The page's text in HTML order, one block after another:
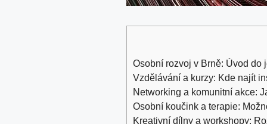
Osobní rozvoj v Brně: Úvod do
Vzdělávání a kurzy: Kde najít
Networking a komunitní akce:
Osobní koučink a terapie:
Kreativní dílny a workshopy: